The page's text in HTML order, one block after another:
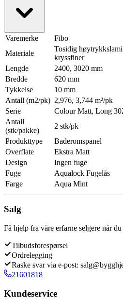
Varemerke
Fibo
Materiale
Tosidig
kryssfiner
Lengde
2400, 3020 mm
Bredde
620 mm
Tykkelse
10 mm
Antall (m2/pk) 2,976, 3,744 m²/pk
Serie
Colour Matt, Long
Antall
(stk/pakke)
2 stk/pk
Produkttype
Baderomspanel
Overflate
Ekstra Matt
Design
Ingen fuge
Fuge
Aqualock Fugelås
Farge
Aqua Mint
Salg
Få hjelp fra våre erfarne selgere når
Tilbudsforespørsel
Ordrelegging
Raske svar via e-post:
21601818
Kundeservice